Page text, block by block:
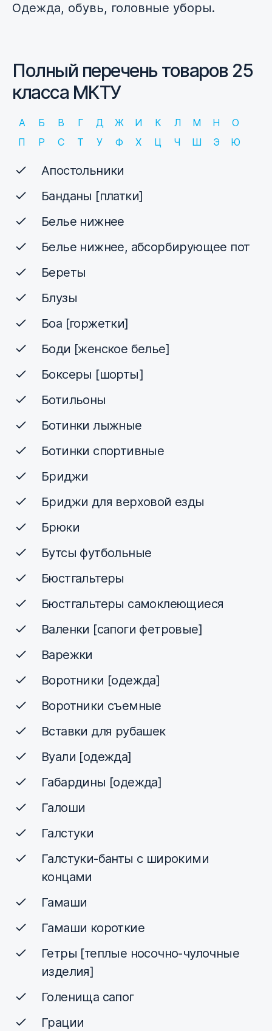
Одежда, обувь, головные уборы.
Полный перечень товаров 25
класса МКТУ
А Б В Г Д Ж И К Л М Н
О
П
Р С Т У Ф Х Ц Ч Ш Э Ю
Апостольники
Банданы [платки]
Белье нижнее
Белье нижнее, абсорбирующее пот
Береты
Блузы
Боа [горжетки]
Боди [женское белье]
Боксеры [шорты]
Ботильоны
Ботинки лыжные
Ботинки спортивные
Бриджи
Бриджи для верховой езды
Брюки
Бутсы футбольные
Бюстгальтеры
Бюстгальтеры самоклеющиеся
Валенки [сапоги фетровые]
Варежки
Воротники [одежда]
Воротники съемные
Вставки для рубашек
Вуали [одежда]
Габардины [одежда]
Галоши
Галстуки
Галстуки-банты с широкими
концами
Гамаши
Гамаши короткие
Гетры [теплые носочно-чулочные
изделия]
Голенища сапог
Грации